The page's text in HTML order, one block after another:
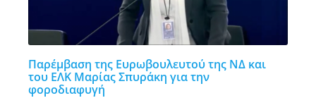
Παρέμβαση της Ευρωβουλευτού της ΝΔ και
του ΕΛΚ Μαρίας Σπυράκη για την
φοροδιαφυγή